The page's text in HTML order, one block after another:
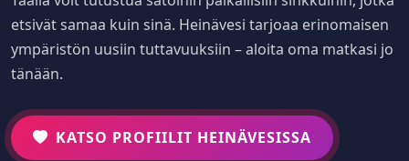
etsivät samaa kuin sinä. Heinävesi tarjoaa erinomaisen
ympäristön uusiin tuttavuuksiin – aloita oma matkasi jo
tänään.
KATSO PROFIILIT HEINÄVESISSA